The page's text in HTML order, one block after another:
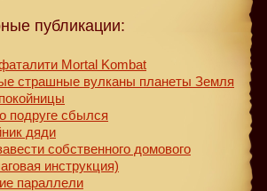
публикации:
Mortal Kombat
страшные вулканы планеты Земля
подруге сбылся
дяди
собственного домового
инструкция)
параллели